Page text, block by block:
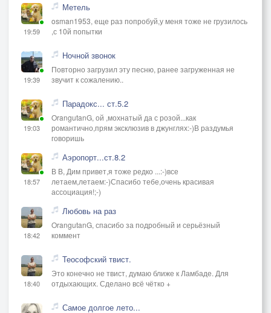
19:59
Метель
osman1953, еще раз попробуй,у меня тоже не грузилось
,с 10й попытки
19:39
Ночной звонок
Повторно загрузил эту песню, ранее загруженная не
звучит к сожалению..
19:03
Парадокс... ст.5.2
OrangutanG, ой ,мохнатый да с розой...как
романтично,прям эксклюзив в джунглях:-)В раздумья
говоришь
18:57
Аэропорт...ст.8.2
В В, Дим привет,я тоже редко ...:-)все
летаем,летаем:-)Спасибо тебе,очень красивая
ассоциация!;-)
18:42
Любовь на раз
OrangutanG, спасибо за подробный и серьёзный
коммент
18:40
Теософский твист.
Это конечно не твист, думаю ближе к Ламбаде. Для
отдыхающих. Сделано всё чётко +
Самое долгое лето...